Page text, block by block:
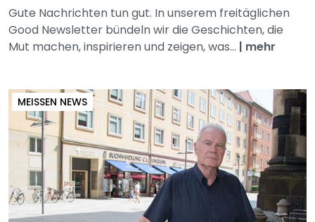
Gute Nachrichten tun gut. In unserem freitäglichen
Good Newsletter bündeln wir die Geschichten, die
Mut machen, inspirieren und zeigen, was... | mehr
MEISSEN NEWS